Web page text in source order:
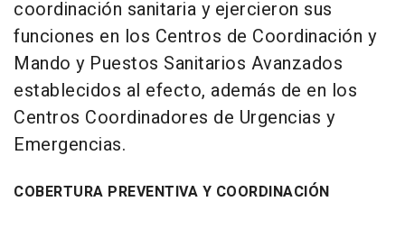
coordinación sanitaria y ejercieron sus
funciones en los Centros de Coordinación y
Mando y Puestos Sanitarios Avanzados
establecidos al efecto, además de en los
Centros Coordinadores de Urgencias y
Emergencias.
COBERTURA PREVENTIVA Y COORDINACIÓN